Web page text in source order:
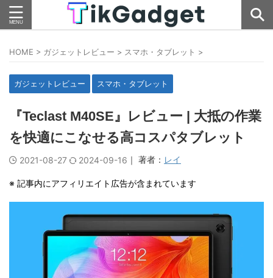
HOME > ガジェットレビュー > スマホ・タブレット >
ガジェットレビュー スマホ・タブレット
『Teclast M40SE』レビュー | 大抵の作業
を快適にこなせる高コスパタブレット
2021-08-27 2024-09-16 ｜ 著者： レイ
※ 記事内にアフィリエイト広告が含まれています